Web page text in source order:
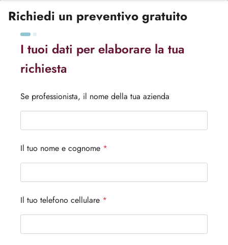
Richiedi un preventivo gratuito
I tuoi dati per elaborare la tua
richiesta
Se professionista, il nome della tua azienda
Il tuo nome e cognome *
Il tuo telefono cellulare *